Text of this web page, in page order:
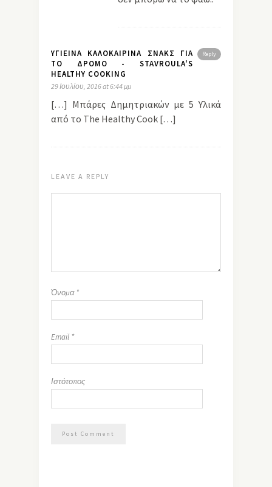
Reply
ΥΓΙΕΙΝΑ ΚΑΛΟΚΑΙΡΙΝΑ ΣΝΑΚΣ ΓΙΑ
ΤΟ ΔΡΟΜΟ - STAVROULA'S
HEALTHY COOKING
29 Ιουλίου, 2016 at 6:44 μμ
[…] Μπάρες Δημητριακών με 5 Υλικά
από το The Healthy Cook […]
LEAVE A REPLY
Όνομα *
Email *
Ιστότοπος